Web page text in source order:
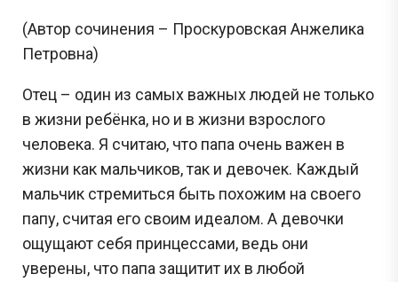
(Автор сочинения – Проскуровская Анжелика
Петровна)
Отец – один из самых важных людей не только
в жизни ребёнка, но и в жизни взрослого
человека. Я считаю, что папа очень важен в
жизни как мальчиков, так и девочек. Каждый
мальчик стремиться быть похожим на своего
папу, считая его своим идеалом. А девочки
ощущают себя принцессами, ведь они
уверены, что папа защитит их в любой